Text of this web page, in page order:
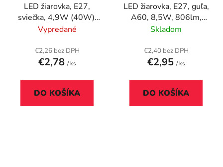
LED žiarovka, E27,
sviečka, 4,9W (40W),
470lm, 4000K,
Vypredané
€2,26 bez DPH
€2,78 / ks
DO KOŠÍKA
LED žiarovka, E27, guľa,
A60, 8,5W, 806lm,
2700K (MF), OSRAM
Skladom
€2,40 bez DPH
€2,95 / ks
DO KOŠÍKA